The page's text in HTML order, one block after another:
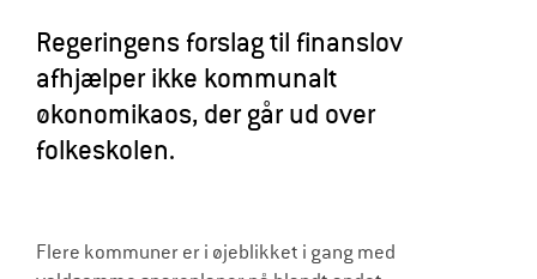
r
æ
e
Regeringens forslag til finanslov
afhjælper ikke kommunalt
økonomikaos, der går ud over
folkeskolen.
Flere kommuner er i øjeblikket i gang med